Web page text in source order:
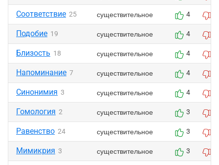
Соответствие 25 существительное 4
Подобие 19 существительное 4
Близость 18 существительное 4
Напоминание 7 существительное 4
Синонимия 3 существительное 4
Гомология 2 существительное 3
Равенство 24 существительное 3
Мимикрия 3 существительное 3